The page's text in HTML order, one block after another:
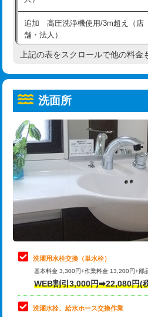
コンクリート斫り（厚さ10㎝超え）
モルタル補修（厚さ10㎝まで）
モルタル補修（厚さ10㎝超え）
洗面台設置
追加人工
廃棄・処分
※給水管工事は20mmまでの価格
給水管工事※（ホール加工)
給水管工事※（バンド止め)
給水管工事※（支持金具設置)
給水管工事※（保温材使用（バンド
め込み）)
給水管工事※（土の掘削・埋め戻し
業)
給水管工事※（塩ビ管（VP・HI）使
用/3ｍまで)
給水管工事※（塩ビ管（VP・HI）使
用（追加）/3ｍ超え)
給水管工事※（ライニング鋼管・銅
管・ポリ管・HT管使用/3ｍまで)
給水管工事※（ライニング鋼管・銅
管・ポリ管・HT管使用/3ｍ超え)
排水管工事（土の掘削・埋め戻し作
業）
追加 高圧洗浄機使用/3m超え（店
舗・法人）
高度高圧洗浄換
トーラー機使用/3mまで
追加トーラー機使用/3m超え
カメラ調査
桝清掃
止水・漏水調査・防水処理・清掃・
理・調整・分解・加工など（軽作業
止水・漏水調査・防水処理・清掃
理・調整・分解・加工など（中作業
止水・漏水調査・防水処理・清掃
理・調整・分解・加工など（重作
キッチンタンク脱着
上記の表をスクロールで他の料金
洗面所
洗濯用水栓交換（単水栓）
基本料金 3,300円+作業料金 13,200円+部
WEB割引3,000円➡22,080円(
洗濯水栓、給水ホース交換作業